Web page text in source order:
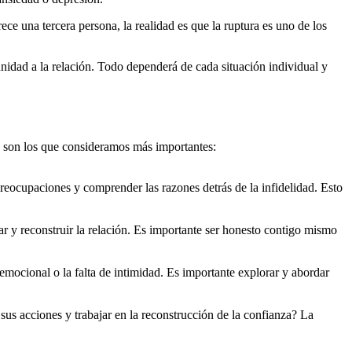
una tercera persona, la realidad es que la ruptura es uno de los
a la relación. Todo dependerá de cada situación individual y
los que consideramos más importantes:
y comprender las razones detrás de la infidelidad. Esto
y reconstruir la relación. Es importante ser honesto contigo mismo
o la falta de intimidad. Es importante explorar y abordar
acciones y trabajar en la reconstrucción de la confianza? La